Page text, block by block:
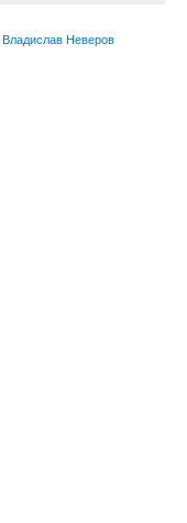
Владислав Неверов